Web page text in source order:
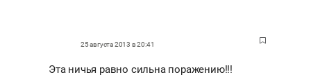
25 августа 2013 в 20:41
Эта ничья равно сильна поражению!!!